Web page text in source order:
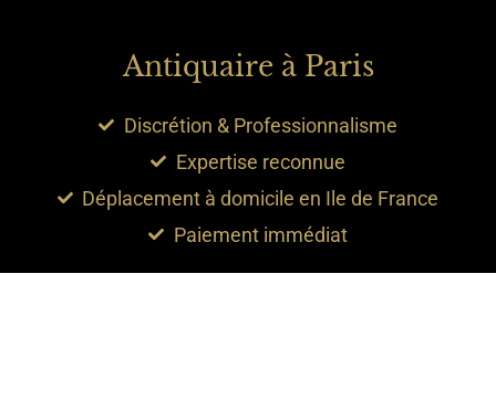
Antiquaire à Paris
Discrétion & Professionnalisme
Expertise reconnue
Déplacement à domicile en Ile de France
Paiement immédiat